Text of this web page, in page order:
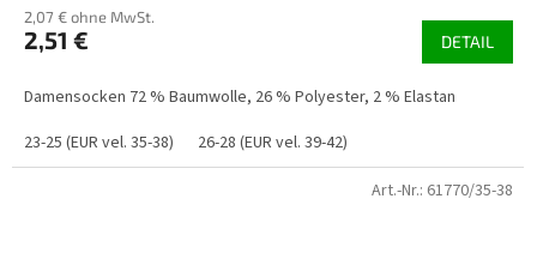
2,07 € ohne MwSt.
2,51 € DETAIL
Damensocken 72 % Baumwolle, 26 % Polyester, 2 % Elastan
23-25 (EUR vel. 35-38)
26-28 (EUR vel. 39-42)
Art.-Nr.: 61770/35-38